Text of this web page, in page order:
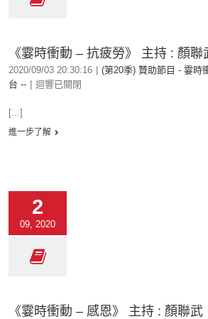
《霎時衝動 – 抗疲勞》 主持 : 顏聯
2020/09/03 20:30:16 (第20季) 贊助節目 - 霎時
台 --
迴響已關閉
[...]
進一步了解
2
09, 2020
《霎時衝動 – 感恩》 主持 : 顏聯武